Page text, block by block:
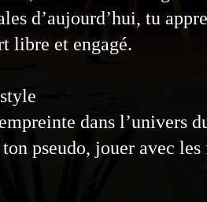
d’aujourd’hui, tu
libre et engagé.
dans l’univers
pseudo, jouer avec